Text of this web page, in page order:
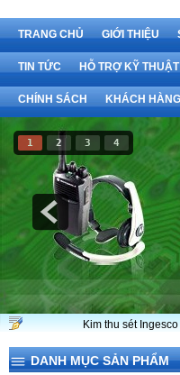
TRANG CHỦ GIỚI THIỆU
TIN TỨC HỖ TRỢ KỸ THUẬT
CHÍNH SÁCH KHÁCH HÀNG
1 2 3 4
Kim thu sét Ingesco
DANH MỤC SẢN PHẨM